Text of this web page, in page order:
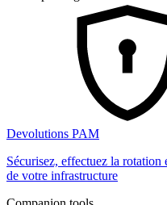
Devolutions PAM
Sécurisez, effectuez la
de votre infrastructure